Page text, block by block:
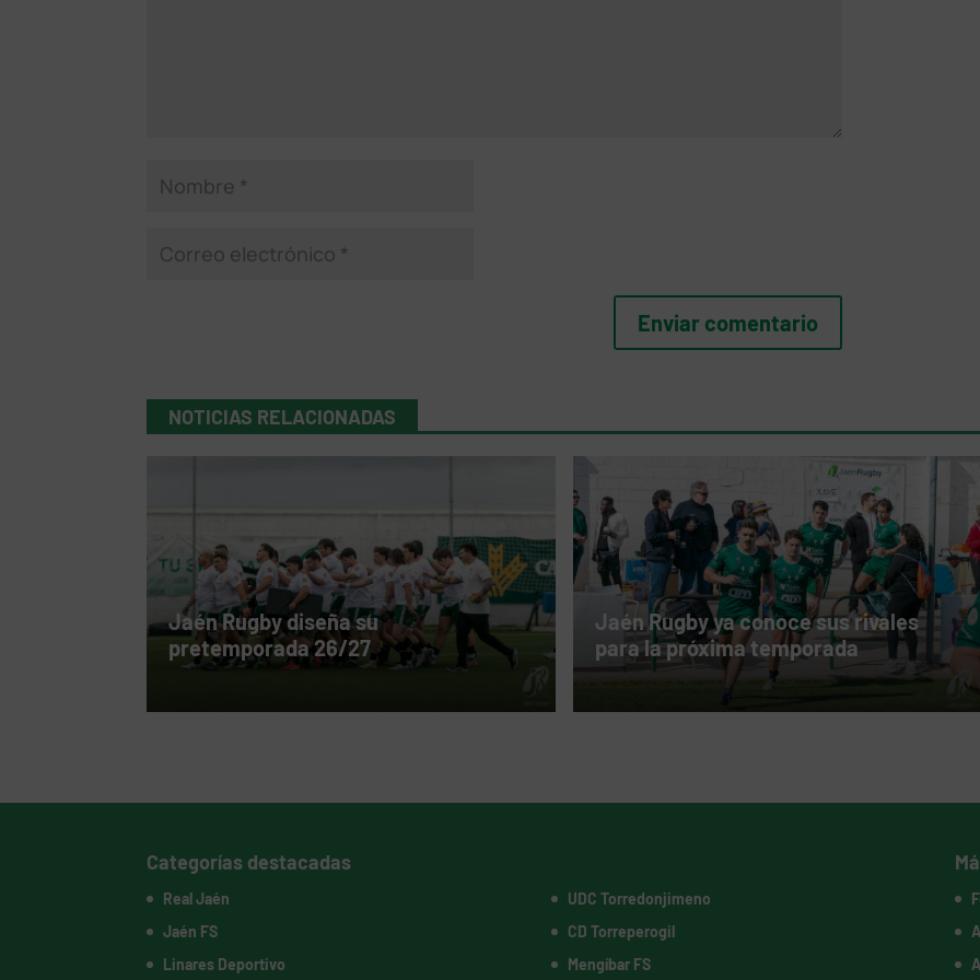
NOTICIAS RELACIONADAS
Jaén Rugby diseña su
pretemporada 26/27
Jaén Rugby ya conoce sus rivales
para la próxima temporada
Categorías destacadas
Real Jaén
Jaén FS
Linares Deportivo
UDC Torredonjimeno
CD Torreperogil
Mengíbar FS